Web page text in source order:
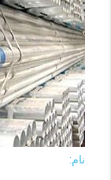
نام: